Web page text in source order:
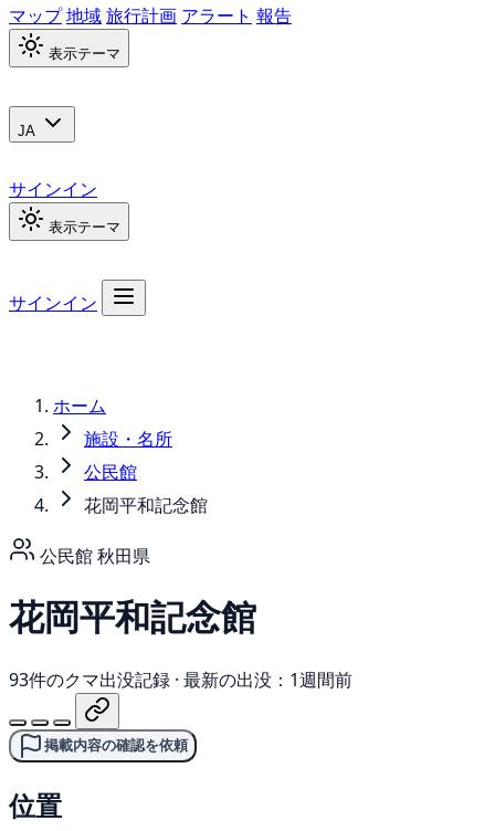
マップ地域旅行計画 アラート 報告
表示テーマ
JA
サインイン
表示テーマ
サインイン
ホーム
施設・名所
公民館
花岡平和記念館
公民館秋田県
花岡平和記念館
93件のクマ出没記録 · 最新の出没：1週間前
掲載内容の確認を依頼
位置